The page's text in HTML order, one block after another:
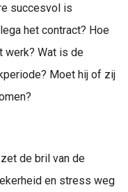
succesvol is
het contract? Hoe
werk? Wat is de
Moet hij of zij
de bril van de
en stress weg